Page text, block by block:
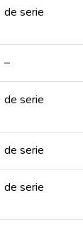
de serie
–
de serie
de serie
de serie